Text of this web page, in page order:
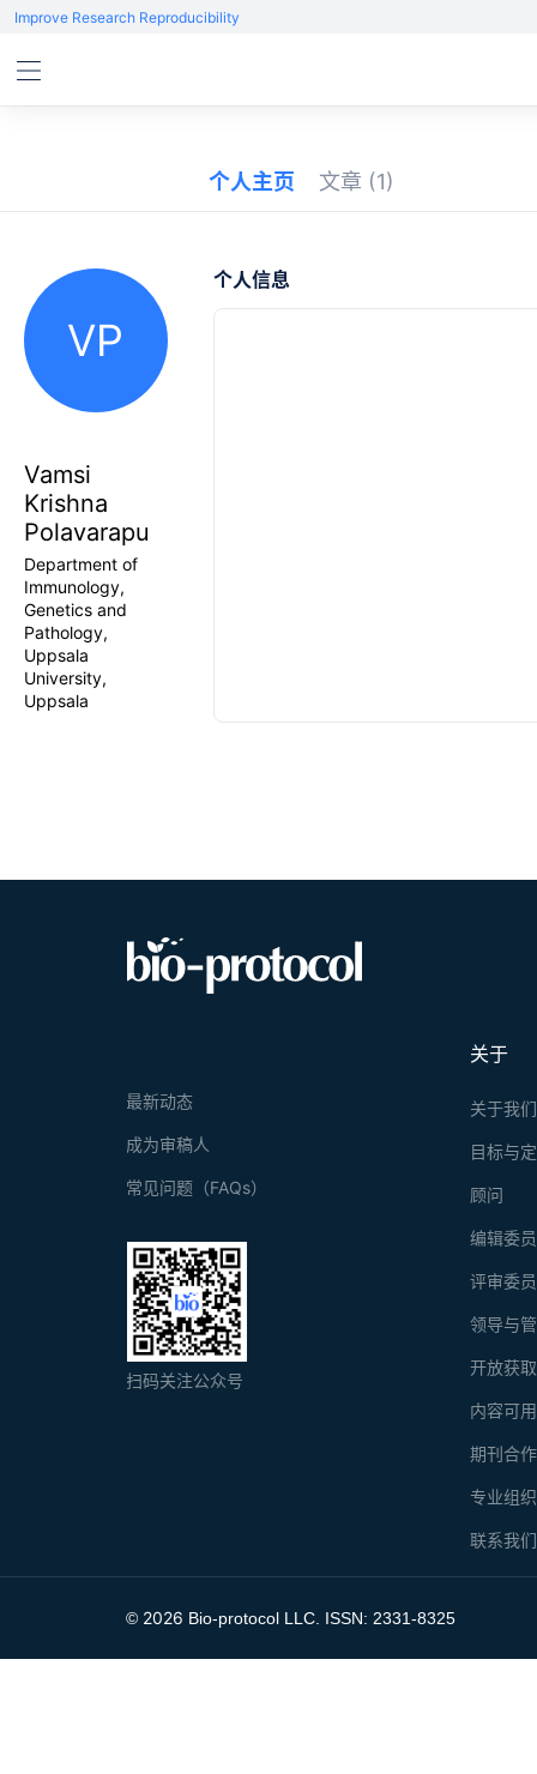
Improve Research Reproducibility
个人主页 文章 (1)
VP
Vamsi
Krishna
Polavarapu
Department of
Immunology,
Genetics and
Pathology,
Uppsala
University,
Uppsala
个人信息
关于
关于我们
目标与
顾问
编辑委
评审委
领导与
开放获
内容可
期刊合
专业组
联系我们
最新动态
成为审稿人
常见问题（FAQs）
扫码关注公众号
© 2026 Bio-protocol LLC. ISSN: 2331-8325